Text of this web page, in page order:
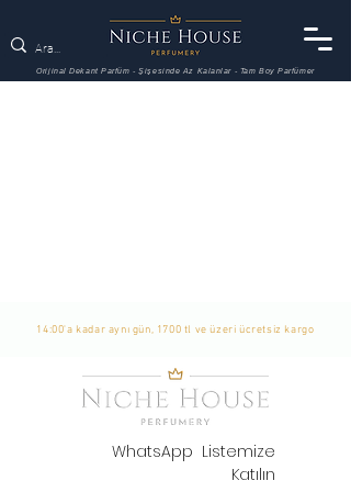
Orijinal Dekant Parfüm - Şişesinde Az Kalanlar - Tam Boy Parfümer
14:00'a kadar aynı gün, 1700 tl ve üzeri ücretsiz kargo
WhatsApp Listemize
Katılın